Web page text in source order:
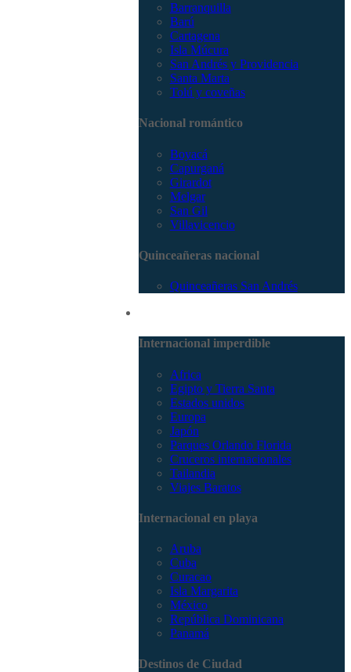
Barranquilla
Barú
Cartagena
Isla Múcura
San Andrés y Providencia
Santa Marta
Tolú y coveñas
Nacional romántico
Boyacá
Capurganá
Girardot
Melgar
San Gil
Villavicencio
Quinceañeras nacional
Quinceañeras San Andrés
Internacional imperdible
Africa
Egipto y Tierra Santa
Estados unidos
Europa
Japón
Parques Orlando Florida
Cruceros internacionales
Tailandia
Viajes Baratos
Internacional en playa
Aruba
Cuba
Curacao
Isla Margarita
México
República Dominicana
Panamá
Destinos de Ciudad